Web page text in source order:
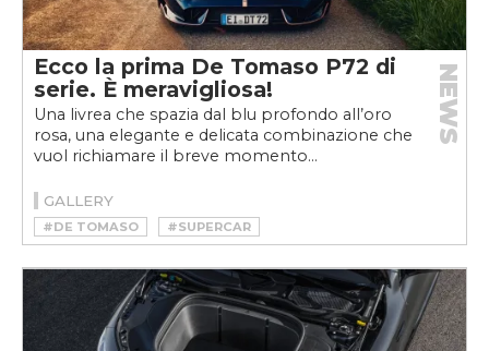
Ecco la prima De Tomaso P72 di
serie. È meravigliosa!
Una livrea che spazia dal blu profondo all’oro
rosa, una elegante e delicata combinazione che
vuol richiamare il breve momento...
NEWS
GALLERY
#DE TOMASO #SUPERCAR